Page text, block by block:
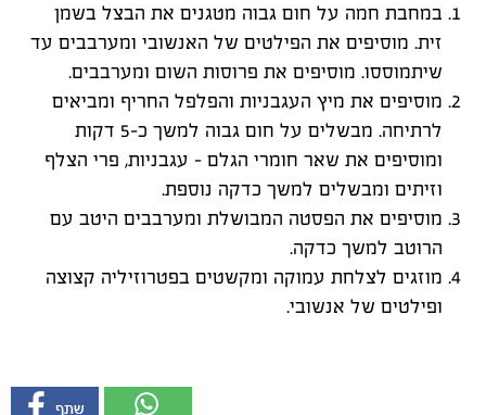
במחבת חמה על חום גבוה מטגנים את הבצל בשמן
זית. מוסיפים את הפילטים של האנשובי ומערבבים עד
שיתמוססו. מוסיפים את פרוסות השום ומערבבים.
מוסיפים את מיץ העגבניות והפלפל החריף ומביאים
לרתיחה. מבשלים על חום גבוה למשך כ-5 דקות
ומוסיפים את שאר חומרי הגלם – עגבניות, פרי הצלף
וזיתים ומבשלים למשך כדקה נוספת.
מוסיפים את הפסטה המבושלת ומערבבים היטב עם
הרוטב למשך כדקה.
מוזגים לצלחת עמוקה ומקשטים בפטרוזיליה קצוצה
ופילטים של אנשובי.